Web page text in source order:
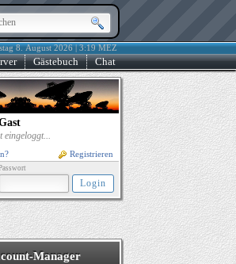
8. August 2026 | 3:19 MEZ
Chat
Gästebuch
eingeloggt...
Registrieren
Manager